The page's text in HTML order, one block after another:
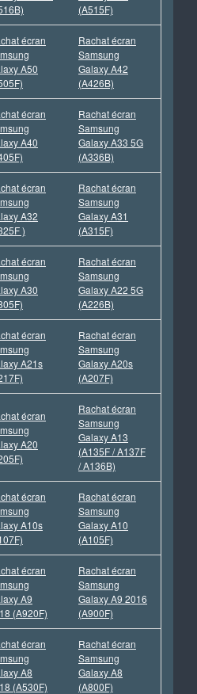
(A515F)
écran
A50
Rachat écran
Samsung
Galaxy A42
(A426B)
écran
A40
Rachat écran
Samsung
Galaxy A33 5G
(A336B)
écran
A32
)
Rachat écran
Samsung
Galaxy A31
(A315F)
écran
A30
Rachat écran
Samsung
Galaxy A22 5G
(A226B)
écran
A21s
Rachat écran
Samsung
Galaxy A20s
(A207F)
écran
A20
Rachat écran
Samsung
Galaxy A13
(A135F / A137F
/ A136B)
écran
A10s
Rachat écran
Samsung
Galaxy A10
(A105F)
écran
A9
(A920F)
Rachat écran
Samsung
Galaxy A9 2016
(A900F)
écran
A8
(A530F)
Rachat écran
Samsung
Galaxy A8
(A800F)